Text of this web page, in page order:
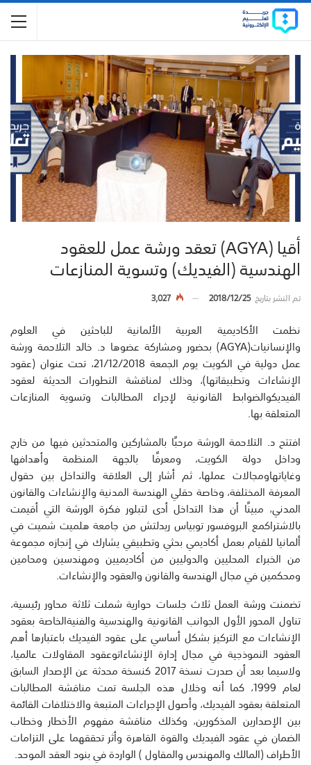
أقيا (AGYA) تعقد ورشة عمل للعقود
الهندسية (الفيديك) وتسوية المنازعات
تم النشر بتاريخ2018/12/25
3,027
نظمت الأكاديمية العربية الألمانية للباحثين في
العلوم
والإنسانيات(
AGYA
) بحضور ومشاركة عضوها د. خالد التلاحمة ورشة
عمل دولية في الكويت يوم الجمعة ، تحت عنوان (عقود
الإنشاءات وتطبيقاتها)، وذلك لمناقشة التطورات الحديثة لعقود
الفيديكوالضوابط القانونية لإجراء المطالبات وتسوية المنازعات
المتعلقةبها.
افتتح د. التلاحمة الورشة مرحبًا بالمشاركين والمتحدثين فيها من خارج
وداخل
دولة الكويت، ومعرفًا بالجهة المنظمة
وأهدافها
وغاياتهاومجالات عملها، ثم أشار إلى العلاقة والتداخل بين حقول
المعرفة المختلفة، وخاصة حقلي الهندسة المدنيةوالإنشاءات والقانون
المدني، مبينًا أن هذا التداخل أدى لتبلور فكرة الورشة التي أقيمت
بالاشتراكمع البروفسور توبياس ريدلتش من جامعة هلميت شميت في
ألمانيا للقيام بعمل أكاديمي بحثي وتطبيقي يشارك في إنجازه مجموعة
من الخبراء المحليين والدوليين من أكاديميين ومهندسين ومحامين
ومحكمينفيمجالالهندسةوالقانونوالعقودوالإنشاءات.
تضمنت ورشة العمل ثلاث جلسات حوارية شملت ثلاثة محاور رئيسية،
تناول المحور الأول الجوانب القانونية والهندسية والفنيةالخاصة بعقود
الإنشاءات مع التركيز بشكل أساسي على عقود الفيديك باعتبارها أهم
العقود النموذجية في مجال إدارة الإنشاءاتوعقود المقاولات عالميا،
ولاسيما بعد أن صدرت نسخة2017 كنسخة محدثة عن الإصدار السابق
لعام 1999، كما أنه وخلال هذه الجلسة تمت مناقشة المطالبات
المتعلقةبعقودالفيديك، وأصولالإجراءاتالمتبعةوالاختلافاتالقائمة
بين الإصدارين المذكورين، وكذلك مناقشة مفهوم الأخطار وخطاب
الضمان في عقود الفيديك والقوة القاهرة وأثر تحققهما على التزامات
الأطراف(المالك والمهندسوالمقاول)الواردةفيبنودالعقدالموحد.